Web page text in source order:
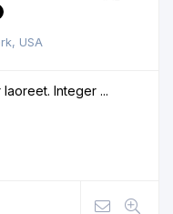
USA
Integer ...